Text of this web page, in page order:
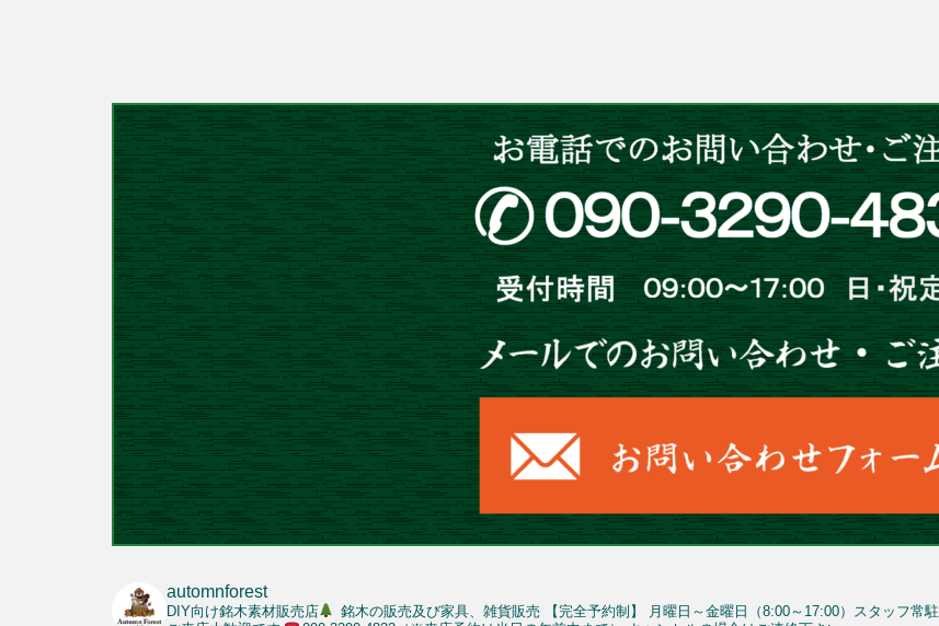
automnforest
DIY向け銘木素材販売店 銘木の販売及び家具、雑貨販売 【完全予約制】 月曜日～金曜日（8:00～17:00）スタッフ常駐